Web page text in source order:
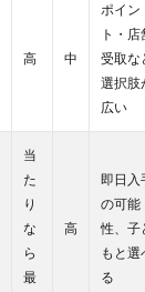
高 中
ポイン
ト・店
受取な
選択肢
広い
当
た
り
な
ら
最
高
即日入
の可能
性、子
もと選
る